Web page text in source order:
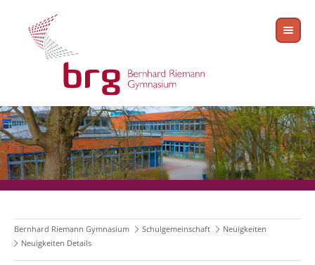
Bernhard Riemann Gymnasium Schulgemeinschaft
Neuigkeiten
Neuigkeiten Details